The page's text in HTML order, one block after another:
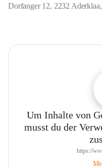
Dorfanger 12, 2232
Um Inhalte von
musst du der
https://